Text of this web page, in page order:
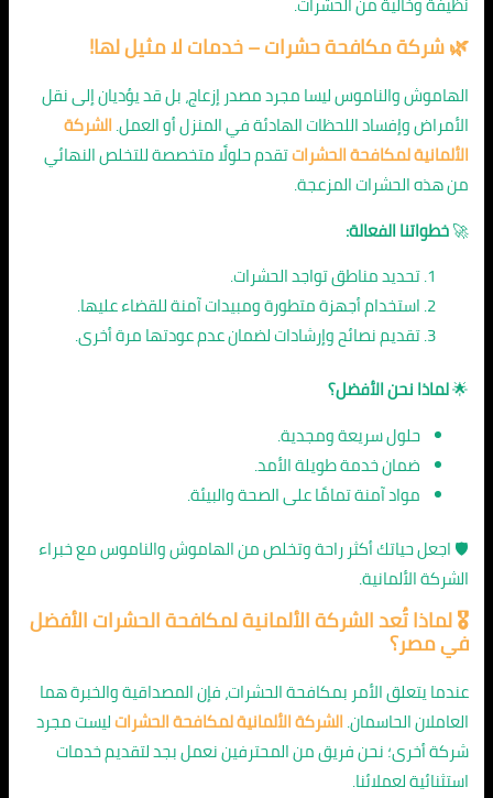
🌿شركة مكافحة حشرات– خدمات لا مثيل لها!
الهاموش والناموس ليسا مجرد مصدر إزعاج، بل قد يؤديان إلى نقل
الأمراض وإفساد اللحظات الهادئة في المنزل أو العمل.الشركة
الألمانية لمكافحة الحشراتتقدم حلولًا متخصصة للتخلص النهائي
من هذه الحشرات المزعجة.
🚀خطواتنا الفعالة:
تحديد مناطق تواجد الحشرات.
استخدام أجهزة متطورة ومبيدات آمنة للقضاء عليها.
تقديم نصائح وإرشادات لضمان عدم عودتها مرة أخرى.
🌟لماذا نحن الأفضل؟
حلول سريعة ومجدية.
ضمان خدمة طويلة الأمد.
مواد آمنة تمامًا على الصحة والبيئة.
🛡️ اجعل حياتك أكثر راحة وتخلص من الهاموش والناموس مع خبراء
الشركة الألمانية.
🎖️ لماذا تُعد الشركة الألمانية لمكافحة الحشرات الأفضل
فيمصر؟
عندما يتعلق الأمر بمكافحة الحشرات، فإن المصداقية والخبرة هما
العاملان الحاسمان.الشركة الألمانية لمكافحة الحشراتليست مجرد
شركة أخرى؛ نحن فريق من المحترفين نعمل بجد لتقديم خدمات
استثنائية لعملائنا.